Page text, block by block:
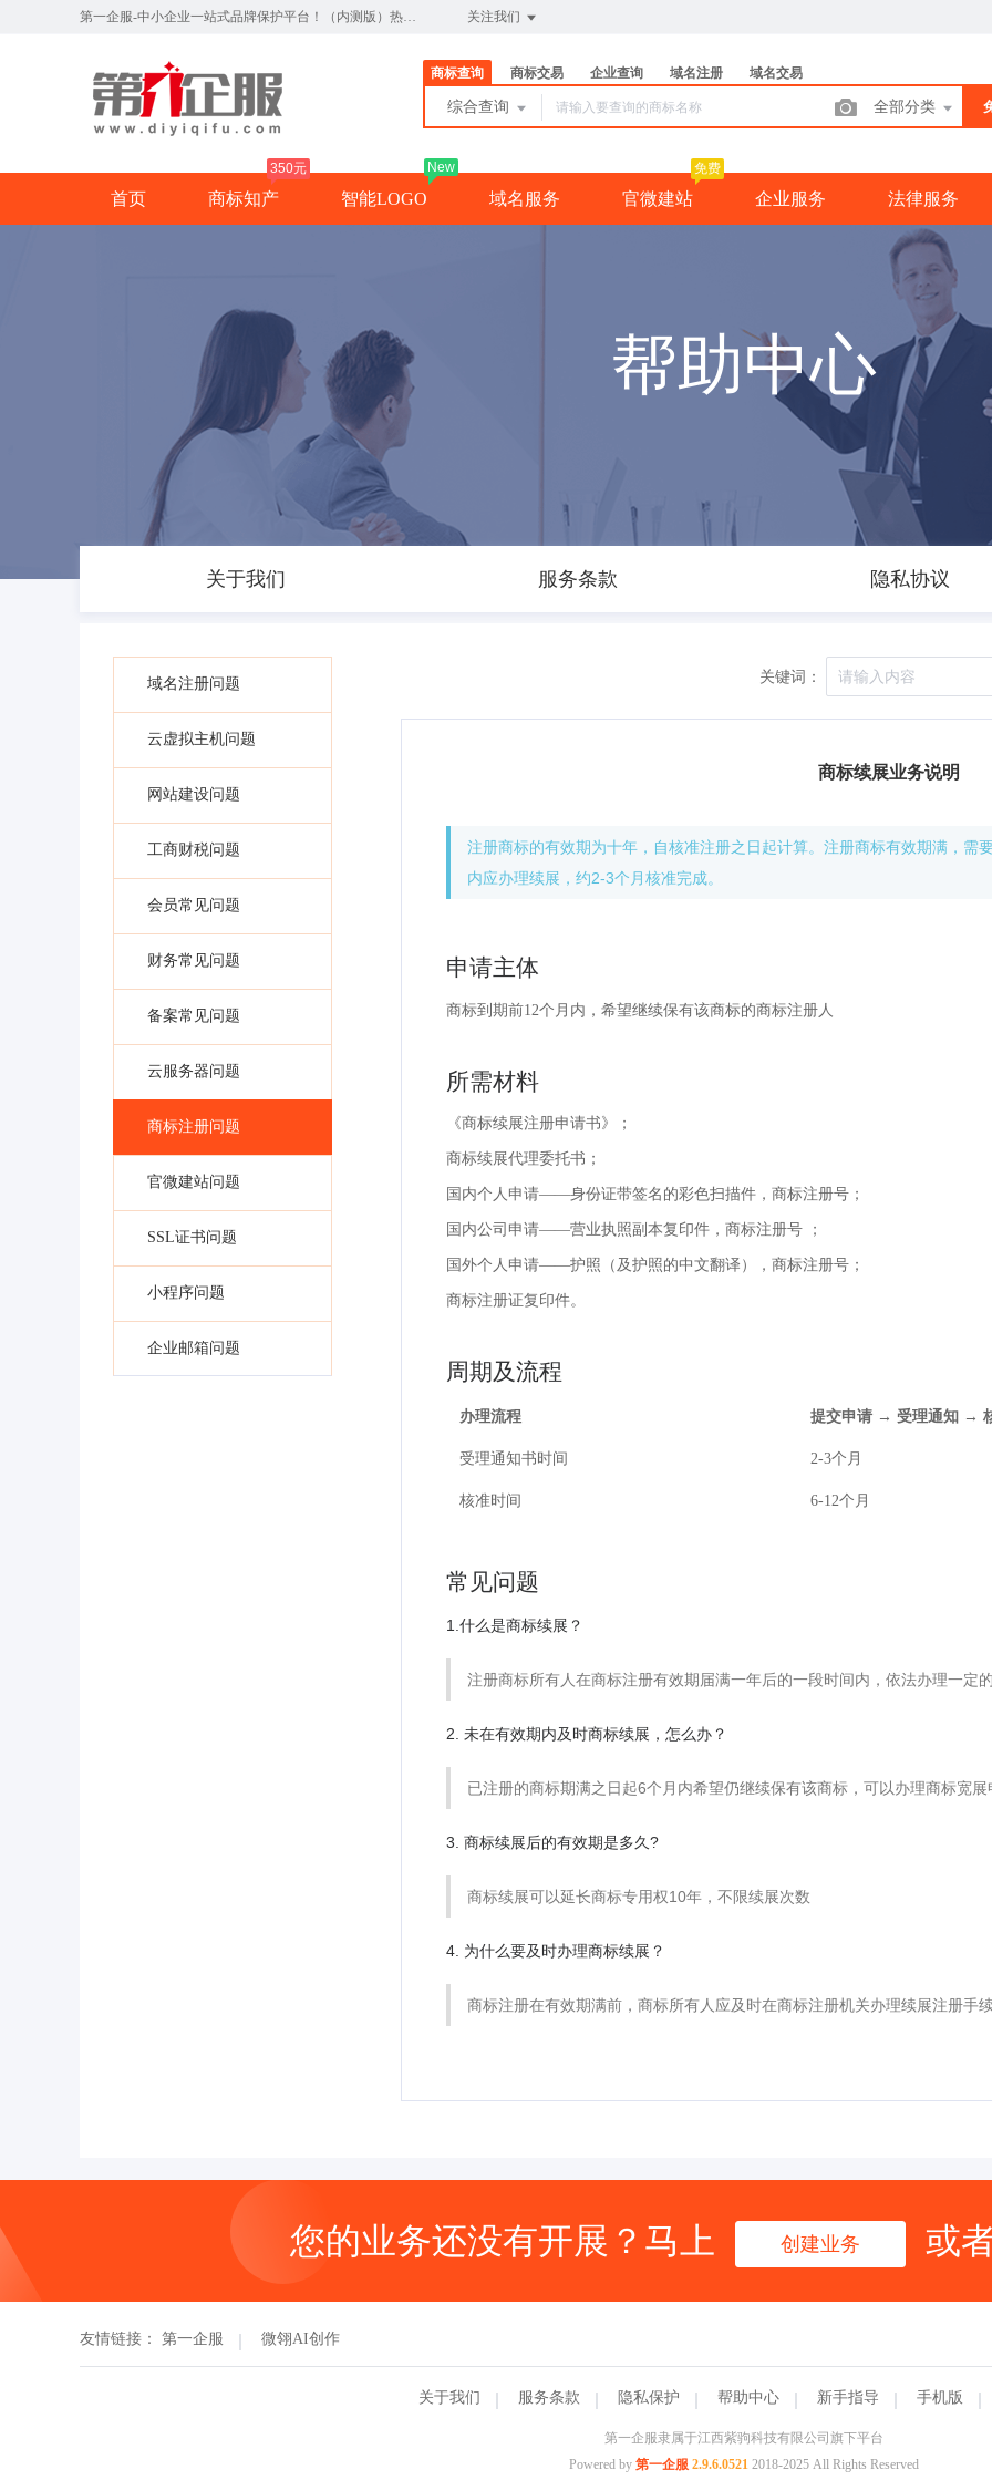
第一企服-中小企业一站式品牌保护平台！（内测版）热线：0791-82327890 关注我们
商标查询 商标交易 企业查询 域名注册 域名交易
综合查询 全部分类
首页 商标知产
350元
智能LOGO
New
域名服务 官微建站
免费
企业服务 法律服务
帮助中心
关于我们 服务条款 隐私协议
域名注册问题
云虚拟主机问题
网站建设问题
工商财税问题
会员常见问题
财务常见问题
备案常见问题
云服务器问题
商标注册问题
官微建站问题
SSL证书问题
小程序问题
企业邮箱问题
关键词：
商标续展业务说明
注册商标的有效期为十年，自核准注册之日起计算。注册商标有效期满，需
内应办理续展，约2-3个月核准完成。
申请主体
商标到期前12个月内，希望继续保有该商标的商标注册人
所需材料
《商标续展注册申请书》；
商标续展代理委托书；
国内个人申请——身份证带签名的彩色扫描件，商标注册号；
国内公司申请——营业执照副本复印件，商标注册号 ；
国外个人申请——护照（及护照的中文翻译），商标注册号；
商标注册证复印件。
周期及流程
办理流程 提交申请 → 受理通知 →
受理通知书时间 2-3个月
核准时间 6-12个月
常见问题
1.什么是商标续展？
注册商标所有人在商标注册有效期届满一年后的一段时间内，依法办理一定
2. 未在有效期内及时商标续展，怎么办？
已注册的商标期满之日起6个月内希望仍继续保有该商标，可以办理商标宽
3. 商标续展后的有效期是多久?
商标续展可以延长商标专用权10年，不限续展次数
4. 为什么要及时办理商标续展？
商标注册在有效期满前，商标所有人应及时在商标注册机关办理续展注册手
您的业务还没有开展？马上 创建业务 或
友情链接： 第一企服 微翎AI创作
关于我们 服务条款 隐私保护 帮助中心 新手指导 手机版
第一企服隶属于江西紫驹科技有限公司旗下平台
Powered by 第一企服 2.9.6.0521 2018-2025 All Rights Reserved